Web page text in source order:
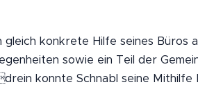
gleich konkrete Hilfe seines Büros
sowie ein Teil der
konnte Schnabl seine Mithilfe